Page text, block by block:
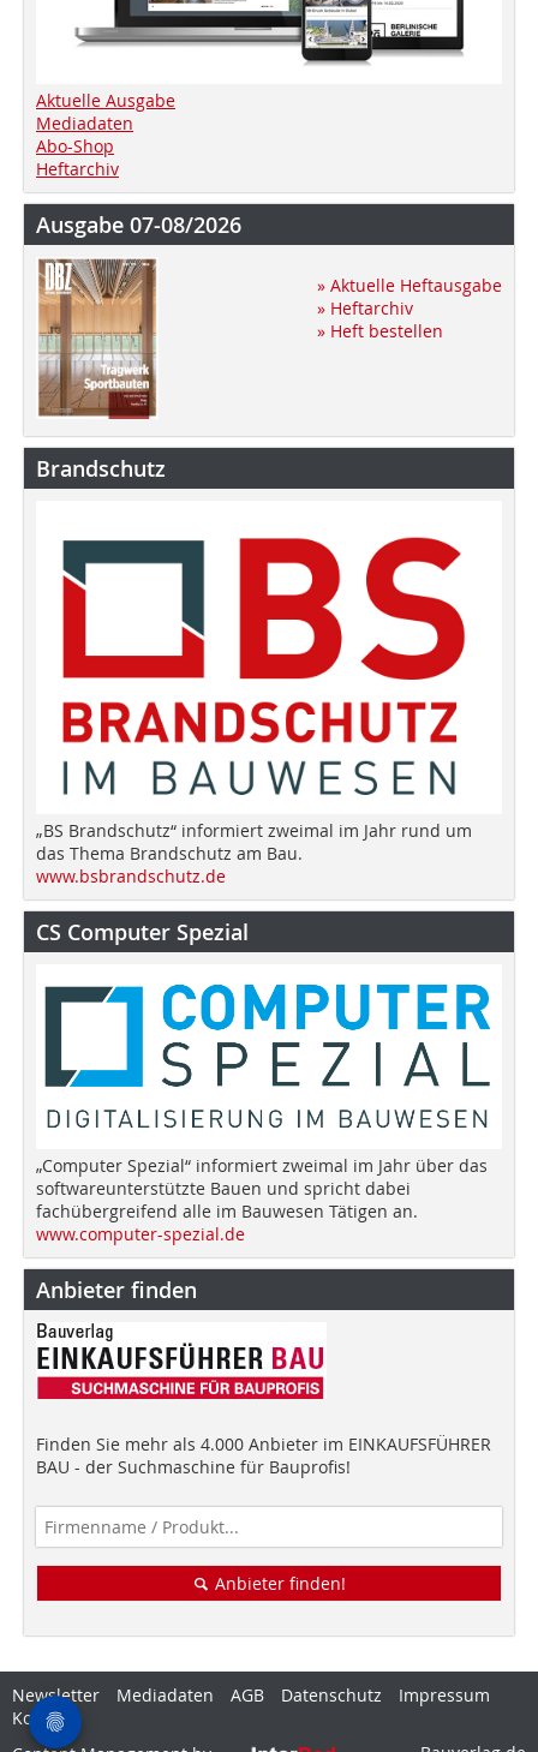
Aktuelle Ausgabe
Mediadaten
Abo-Shop
Heftarchiv
Ausgabe 07-08/2026
» Aktuelle Heftausgabe
» Heftarchiv
» Heft bestellen
Brandschutz
„BS Brandschutz“ informiert zweimal im Jahr rund um
das Thema Brandschutz am Bau.
www.bsbrandschutz.de
CS Computer Spezial
„Computer Spezial“ informiert zweimal im Jahr über das
softwareunterstützte Bauen und spricht dabei
fachübergreifend alle im Bauwesen Tätigen an.
www.computer-spezial.de
Anbieter finden
Finden Sie mehr als 4.000 Anbieter im EINKAUFSFÜHRER
BAU - der Suchmaschine für Bauprofis!
Anbieter finden!
Newsletter Mediadaten AGB Datenschutz
Impressum
Kontakt